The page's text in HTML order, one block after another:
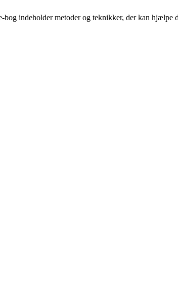
indeholder metoder og teknikker, der kan